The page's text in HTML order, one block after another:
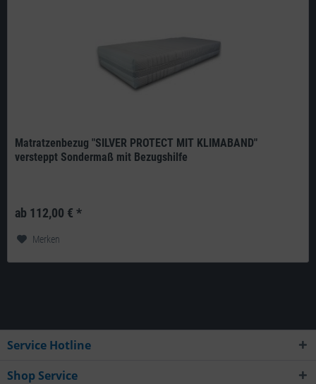
Matratzenbezug "SILVER PROTECT MIT KLIMABAND"
versteppt Sondermaß mit Bezugshilfe
ab 112,00 € *
Merken
Service Hotline
Shop Service